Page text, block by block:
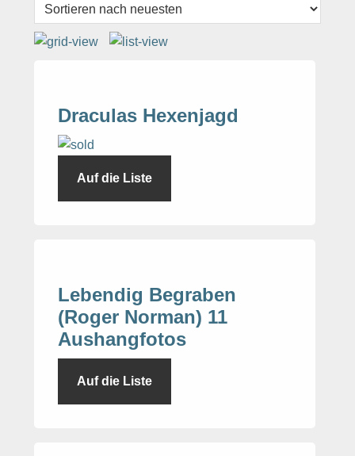
Draculas Hexenjagd
Auf die Liste
Lebendig Begraben
(Roger Norman) 11
Aushangfotos
Auf die Liste